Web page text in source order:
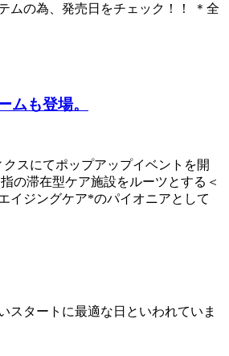
ムの為、発売日をチェック！！ ＊全
ムも登場。
スにてポップアップイベントを開
の滞在型ケア施設をルーツとする＜
イジングケア*のパイオニアとして
スタートに最適な日といわれていま